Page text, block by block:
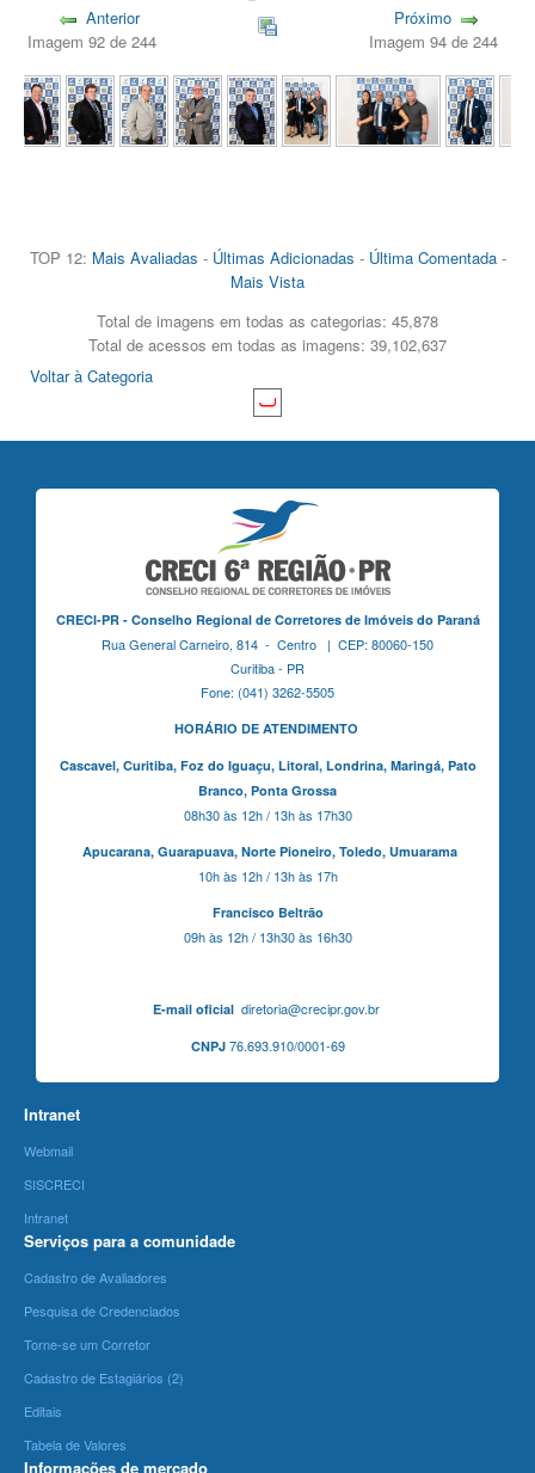
Anterior
Imagem 92 de 244
Próximo
Imagem 94 de 244
TOP 12: Mais Avaliadas - Últimas Adicionadas - Última Comentada-
Mais Vista
Total de imagens em todas as categorias: 45,878
Total de acessos em todas as imagens: 39,102,637
Voltar à Categoria
CRECI-PR - Conselho Regional de Corretores de Imóveis do Paraná
Rua General Carneiro, 814 - Centro | CEP: 80060-150
Curitiba - PR
Fone: (041) 3262-5505
HORÁRIO DE ATENDIMENTO
Cascavel, Curitiba,Foz do Iguaçu, Litoral, Londrina, Maringá, Pato
Branco, Ponta Grossa
08h30 às 12h / 13h às 17h30
Apucarana, Guarapuava, Norte Pioneiro, Toledo, Umuarama
10h às 12h / 13h às 17h
Francisco Beltrão
09h às 12h / 13h30 às 16h30
E-mail oficialdiretoria@crecipr.gov.br
CNPJ76.693.910/0001-69
Intranet
Webmail
SISCRECI
Intranet
Serviços para a comunidade
Cadastro de Avaliadores
Pesquisa de Credenciados
Torne-se um Corretor
Cadastro de Estagiários (2)
Editais
Tabela de Valores
Informações de mercado